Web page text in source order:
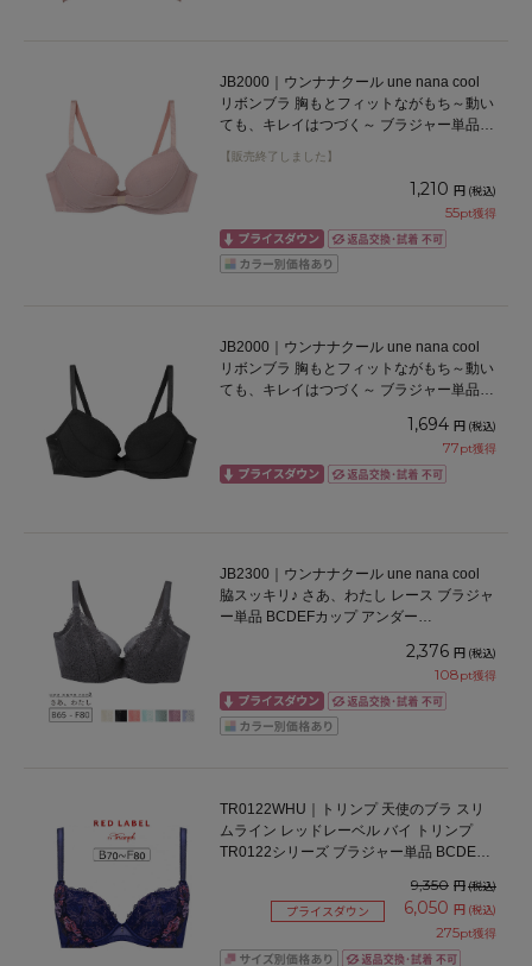
JB2000｜ウンナナクール une nana cool
リボンブラ 胸もとフィットながもち～動い
ても、キレイはつづく～ ブラジャー単品
【販売終了しました】
1,210 円 (税込)
55pt獲得
JB2000｜ウンナナクール une nana cool
リボンブラ 胸もとフィットながもち～動い
ても、キレイはつづく～ ブラジャー単品
1,694 円 (税込)
77pt獲得
JB2300｜ウンナナクール une nana cool
脇スッキリ♪ さあ、わたし レース ブラジャ
ー単品 BCDEFカップ アンダー
2,376 円 (税込)
108pt獲得
TR0122WHU｜トリンプ 天使のブラ スリ
ムライン レッドレーベル バイ トリンプ
TR0122シリーズ ブラジャー単品 BCDEF
9,350 円(税込)
プライスダウン 6,050 円 (税込)
275pt獲得